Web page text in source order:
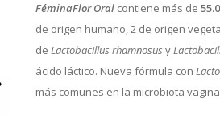
FéminaFlor Oral contiene más de
de origen humano, 2 de origen
de Lactobacillus rhamnosus y
ácido láctico. Nueva fórmula con
más comunes en la microbiota